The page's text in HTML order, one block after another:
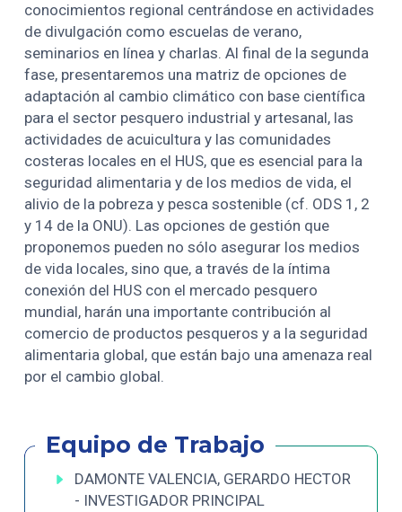
conocimientos regional centrándose en actividades
de divulgación como escuelas de verano,
seminarios en línea y charlas. Al final de la segunda
fase, presentaremos una matriz de opciones de
adaptación al cambio climático con base científica
para el sector pesquero industrial y artesanal, las
actividades de acuicultura y las comunidades
costeras locales en el HUS, que es esencial para la
seguridad alimentaria y de los medios de vida, el
alivio de la pobreza y pesca sostenible (cf. ODS 1, 2
y 14 de la ONU). Las opciones de gestión que
proponemos pueden no sólo asegurar los medios
de vida locales, sino que, a través de la íntima
conexión del HUS con el mercado pesquero
mundial, harán una importante contribución al
comercio de productos pesqueros y a la seguridad
alimentaria global, que están bajo una amenaza real
por el cambio global.
Equipo de Trabajo
DAMONTE VALENCIA, GERARDO HECTOR
- INVESTIGADOR PRINCIPAL